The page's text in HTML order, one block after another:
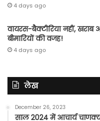
4 days ago
वायरस-बैक्टीरिया नहीं,
बीमारियों की वजह!
4 days ago
लेख
December 26, 2023
साल 2024 में आचार्य